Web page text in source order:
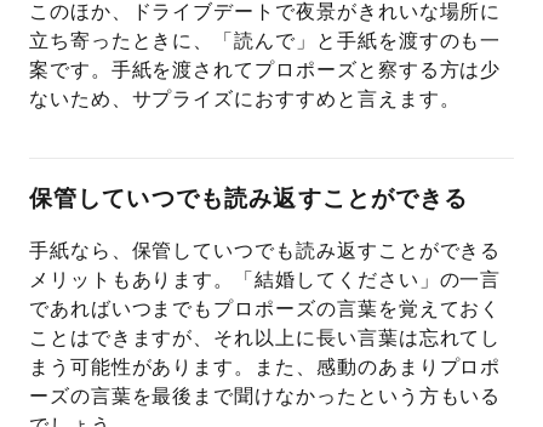
このほか、ドライブデートで夜景がきれいな場所に
立ち寄ったときに、「読んで」と手紙を渡すのも一
案です。手紙を渡されてプロポーズと察する方は少
ないため、サプライズにおすすめと言えます。
保管していつでも読み返すことができる
手紙なら、保管していつでも読み返すことができる
メリットもあります。「結婚してください」の一言
であればいつまでもプロポーズの言葉を覚えておく
ことはできますが、それ以上に長い言葉は忘れてし
まう可能性があります。また、感動のあまりプロポ
ーズの言葉を最後まで聞けなかったという方もいる